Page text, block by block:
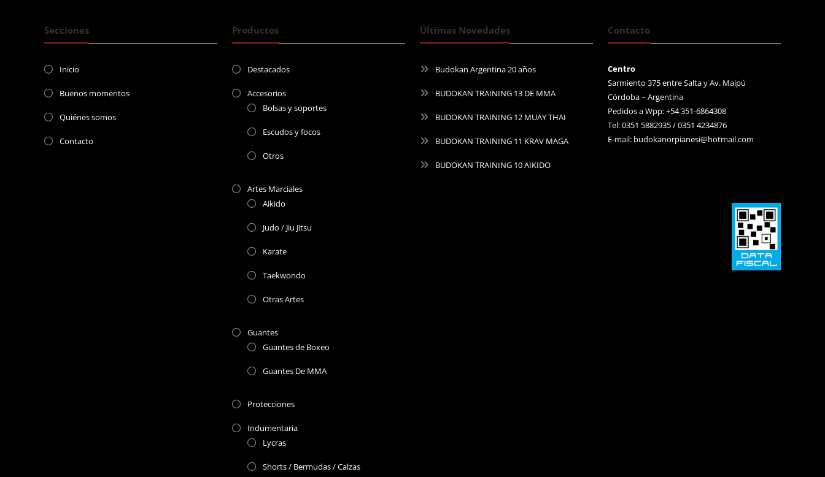
Secciones
Inicio
Buenos momentos
Quiénes somos
Contacto
Productos
Destacados
Accesorios
Bolsas y soportes
Escudos y focos
Otros
Artes Marciales
Aikido
Judo / Jiu Jitsu
Karate
Taekwondo
Otras Artes
Guantes
Guantes de Boxeo
Guantes De MMA
Protecciones
Indumentaria
Lycras
Shorts / Bermudas / Calzas
Últimas Novedades
Budokan Argentina 20 años
BUDOKAN TRAINING 13 DE MMA
BUDOKAN TRAINING 12 MUAY THAI
BUDOKAN TRAINING 11 KRAV MAGA
BUDOKAN TRAINING 10 AIKIDO
Contacto
Centro
Sarmiento 375 entre Salta y Av. Maipú
Córdoba – Argentina
Pedidos a Wpp: +54 351-6864308
Tel: 0351 5882935 / 0351 4234876
E-mail: budokanorpianesi@hotmail.com